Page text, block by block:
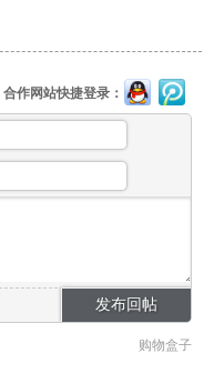
合作网站快捷登录：
购物盒子